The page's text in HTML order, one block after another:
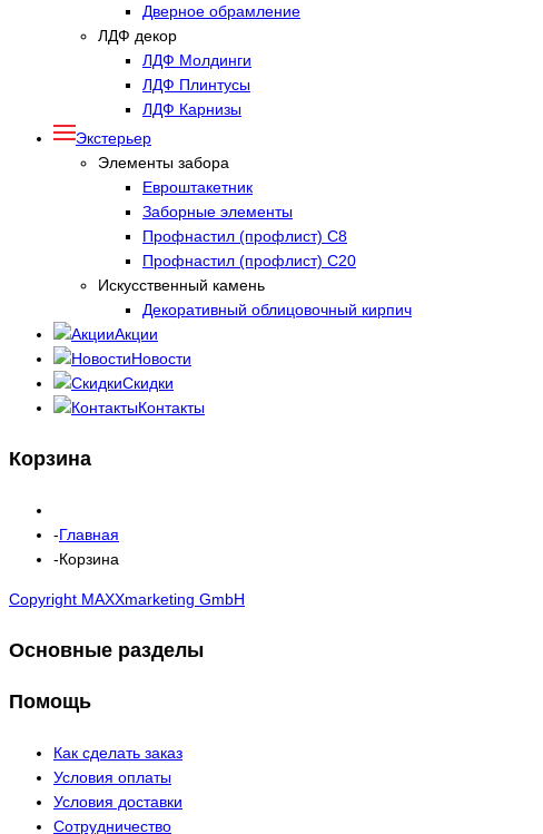
Дверное обрамление
ЛДФ декор
ЛДФ Молдинги
ЛДФ Плинтусы
ЛДФ Карнизы
Экстерьер
Элементы забора
Евроштакетник
Заборные элементы
Профнастил (профлист) С8
Профнастил (профлист) С20
Искусственный камень
Декоративный облицовочный кирпич
Акции
Новости
Скидки
Контакты
Корзина
Главная
Корзина
Copyright MAXXmarketing GmbH
Основные разделы
Помощь
Как сделать заказ
Условия оплаты
Условия доставки
Сотрудничество